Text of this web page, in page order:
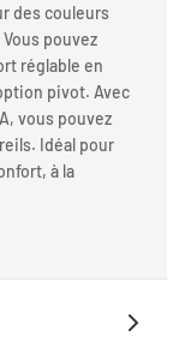
des couleurs
pouvez
réglable en
pivot. Avec
vous pouvez
Idéal pour
à la